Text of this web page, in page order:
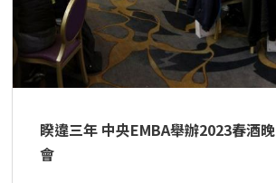
睽違三年 中央EMBA舉辦2023春酒晚
會